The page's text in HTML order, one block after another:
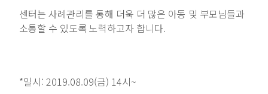
센터는 사례관리를 통해 더욱 더 많은 아동 및 부모님들과
소통할 수 있도록 노력하고자 합니다.
*일시: 2019.08.09(금) 14시~